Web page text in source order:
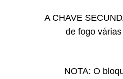
A CHAVE
de fogo
NOTA: O